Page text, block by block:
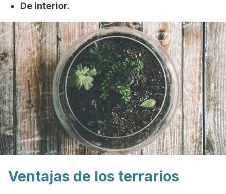
De interior.
Ventajas de los terrarios